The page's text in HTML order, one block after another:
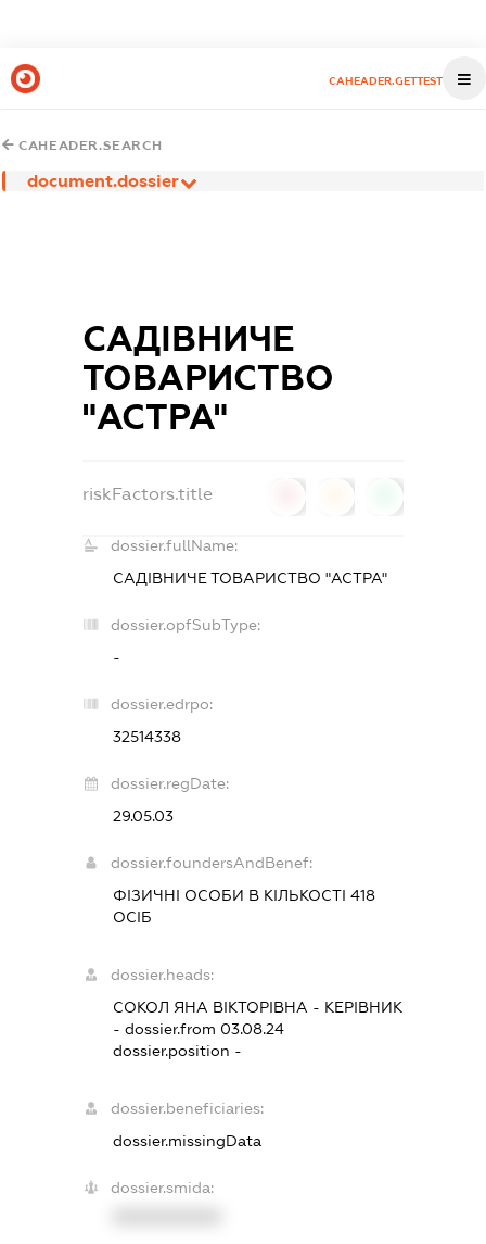
CAHEADER.GETTEST
CAHEADER.SEARCH
document.dossier
САДІВНИЧЕ
ТОВАРИСТВО
"АСТРА"
riskFactors.title
dossier.fullName:
САДІВНИЧЕ ТОВАРИСТВО "АСТРА"
dossier.opfSubType:
-
dossier.edrpo:
32514338
dossier.regDate:
29.05.03
dossier.foundersAndBenef:
ФІЗИЧНІ ОСОБИ В КІЛЬКОСТІ 418
ОСІБ
dossier.heads:
СОКОЛ ЯНА ВІКТОРІВНА - КЕРІВНИК
- dossier.from 03.08.24
dossier.position -
dossier.beneficiaries:
dossier.missingData
dossier.smida: